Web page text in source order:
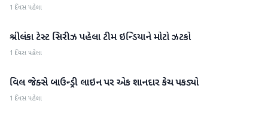
1 દિવસ પહેલા
રમતગમત
શ્રીલંકા ટેસ્ટ સિરીઝ પહેલા ટીમ ઇન્ડિયાને મોટો ઝટકો
1 દિવસ પહેલા
રમતગમત
વિલ જેક્સે બાઉન્ડ્રી લાઇન પર એક શાનદાર કેચ પકડ્યો
1 દિવસ પહેલા